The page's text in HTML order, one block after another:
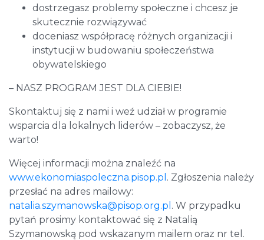
dostrzegasz problemy społeczne i chcesz je
skutecznie rozwiązywać
doceniasz współpracę różnych organizacji i
instytucji w budowaniu społeczeństwa
obywatelskiego
– NASZ PROGRAM JEST DLA CIEBIE!
Skontaktuj się z nami i weź udział w programie
wsparcia dla lokalnych liderów – zobaczysz, że
warto!
Więcej informacji można znaleźć na
www.ekonomiaspoleczna.pisop.pl . Zgłoszenia należy
przesłać na adres mailowy:
natalia.szymanowska@pisop.org.pl . W przypadku
pytań prosimy kontaktować się z Natalią
Szymanowską pod wskazanym mailem oraz nr tel.